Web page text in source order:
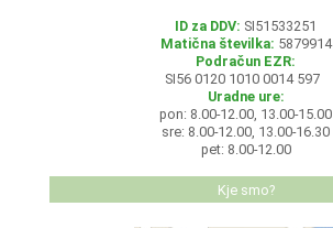
ID za DDV: SI51533251
Matična številka: 5879914
Podračun EZR:
SI56 0120 1010 0014 597
Uradne ure:
pon: 8.00-12.00, 13.00-15.00
sre: 8.00-12.00, 13.00-16.30
pet: 8.00-12.00
Kje smo?